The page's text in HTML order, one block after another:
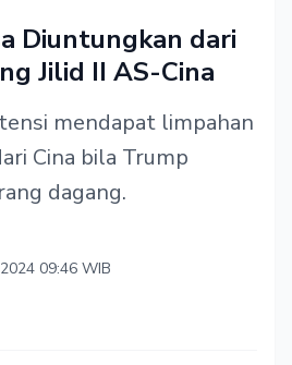
Diuntungkan dari
Jilid II AS-Cina
mendapat limpahan
Cina bila Trump
dagang.
09:46 WIB